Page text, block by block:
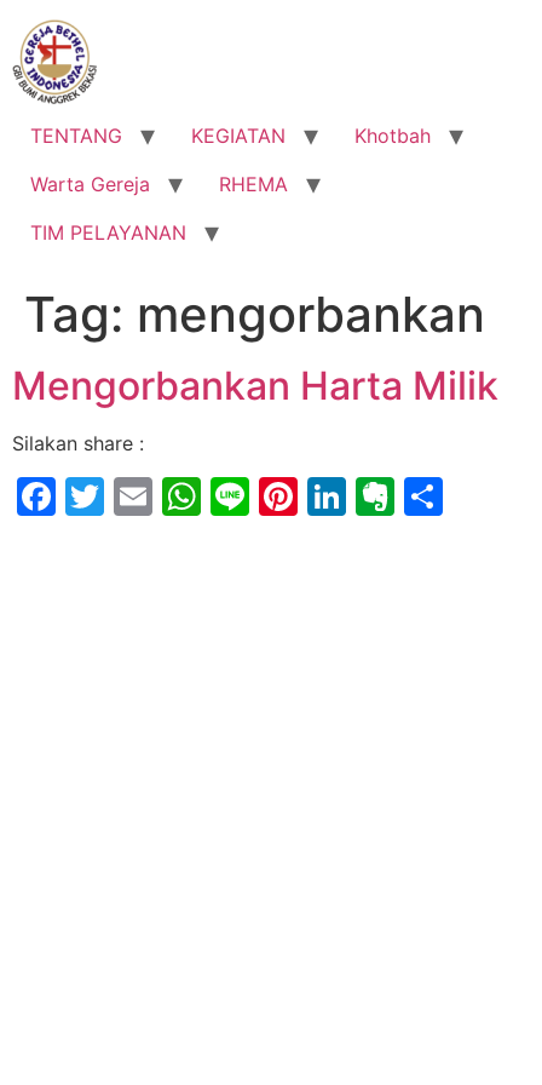
Lewati
konten
TENTANG KEGIATAN
Khotbah
Warta Gereja
RHEMA
TIM PELAYANAN
Tag: mengorbankan
Mengorbankan Harta Milik
Silakan share :
Facebook
Twitter
EmailWhatsApp
LinePinterest
LinkedIn